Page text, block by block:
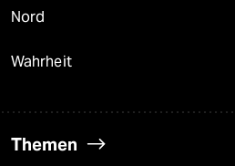
Nord
Wahrheit
Themen